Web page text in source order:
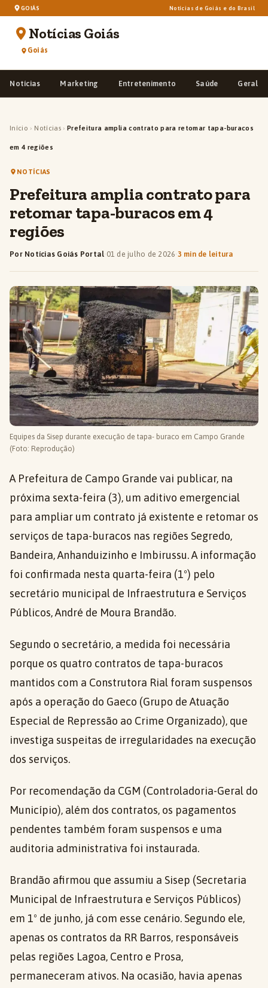
GOIÁS Notícias de Goiás e do Brasil
Notícias Goiás
Goiás
Notícias Marketing Entretenimento Saúde Geral
Início › Notícias › Prefeitura amplia contrato para retomar tapa-buracos
em 4 regiões
NOTÍCIAS
Prefeitura amplia contrato para
retomar tapa-buracos em 4
regiões
Por Notícias Goiás Portal· 01 de julho de 2026·3 min de leitura
Equipes da Sisep durante execução de tapa- buraco em Campo Grande
(Foto: Reprodução)
A Prefeitura de Campo Grande vai publicar, na
próxima sexta-feira (3), um aditivo emergencial
para ampliar um contrato já existente e retomar os
serviços de tapa-buracos nas regiões Segredo,
Bandeira, Anhanduizinho e Imbirussu. A informação
foi confirmada nesta quarta-feira (1º) pelo
secretário municipal de Infraestrutura e Serviços
Públicos, André de Moura Brandão.
Segundo o secretário, a medida foi necessária
porque os quatro contratos de tapa-buracos
mantidos com a Construtora Rial foram suspensos
após a operação do Gaeco (Grupo de Atuação
Especial de Repressão ao Crime Organizado), que
investiga suspeitas de irregularidades na execução
dos serviços.
Por recomendação da CGM (Controladoria-Geral do
Município), além dos contratos, os pagamentos
pendentes também foram suspensos e uma
auditoria administrativa foi instaurada.
Brandão afirmou que assumiu a Sisep (Secretaria
Municipal de Infraestrutura e Serviços Públicos)
em 1º de junho, já com esse cenário. Segundo ele,
apenas os contratos da RR Barros, responsáveis
pelas regiões Lagoa, Centro e Prosa,
permaneceram ativos. Na ocasião, havia apenas